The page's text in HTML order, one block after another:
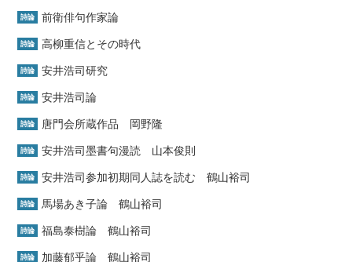
詩論 前衛俳句作家論
詩論 高柳重信とその時代
詩論 安井浩司研究
詩論 安井浩司論
詩論 唐門会所蔵作品 岡野隆
詩論 安井浩司墨書句漫読 山本俊則
詩論 安井浩司参加初期同人誌を読む 鶴山裕司
詩論 馬場あき子論 鶴山裕司
詩論 福島泰樹論 鶴山裕司
詩論 加藤郁乎論 鶴山裕司